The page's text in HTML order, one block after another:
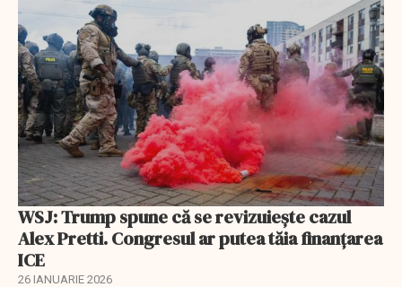
WSJ: Trump spune că se revizuiește cazul
Alex Pretti. Congresul ar putea tăia finanțarea
ICE
26 IANUARIE 2026